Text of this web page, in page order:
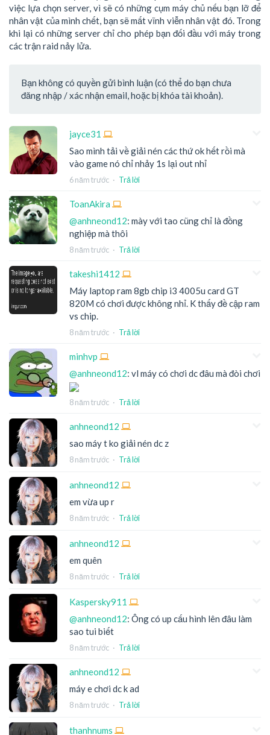
việc lựa chọn server, vì sẽ có những cụm máy chủ nếu bạn lỡ để
nhân vật của mình chết, bạn sẽ mất vĩnh viễn nhân vật đó. Trong
khi lại có những server chỉ cho phép bạn đối đầu với máy trong
các trận raid nảy lửa.
Bạn không có quyền gửi bình luận (có thể do bạn chưa
đăng nhập / xác nhận email, hoặc bị khóa tài khoản).
jayce31
Sao mình tải về giải nén các thứ ok hết rồi mà
vào game nó chỉ nhảy 1s lại out nhỉ
6 năm trước · Trả lời
ToanAkira
@anhneond12: mày với tao cũng chỉ là đồng
nghiệp mà thôi
8 năm trước · Trả lời
takeshi1412
Máy laptop ram 8gb chip i3 4005u card GT
820M có chơi được không nhỉ. K thấy đề cập ram
vs chip.
8 năm trước · Trả lời
minhvp
@anhneond12: vl máy có chơi dc đâu mà đòi chơi
8 năm trước · Trả lời
anhneond12
sao máy t ko giải nén dc z
8 năm trước · Trả lời
anhneond12
em vừa up r
8 năm trước · Trả lời
anhneond12
em quên
8 năm trước · Trả lời
Kaspersky911
@anhneond12: Ông có up cấu hình lên đâu làm
sao tui biết
8 năm trước · Trả lời
anhneond12
máy e chơi dc k ad
8 năm trước · Trả lời
thanhnums